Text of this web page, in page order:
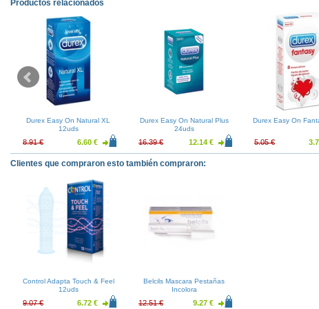
Productos relacionados
Durex Easy On Natural XL
12uds
8.91 € 6.60 €
Durex Easy On Natural Plus
24uds
16.39 € 12.14 €
Durex Easy On
5.05 €
Clientes que compraron esto también compraron:
Control Adapta Touch & Feel
12uds
9.07 € 6.72 €
Belcils Mascara Pestañas
Incolora
12.51 € 9.27 €